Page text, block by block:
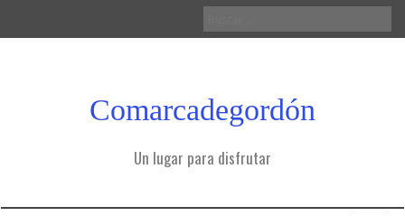
Comarcadegordón
Un lugar para disfrutar